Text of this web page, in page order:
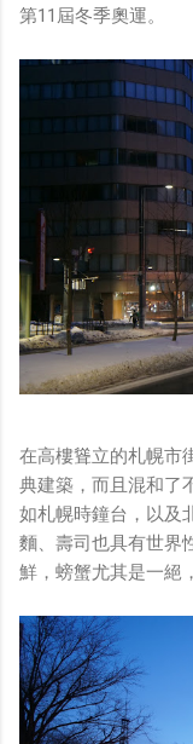
第11屆冬季奧運。
在高樓聳立的札幌市
典建築，而且混和了
如札幌時鐘台，以及
麵、壽司也具有世界
鮮，螃蟹尤其是一絕